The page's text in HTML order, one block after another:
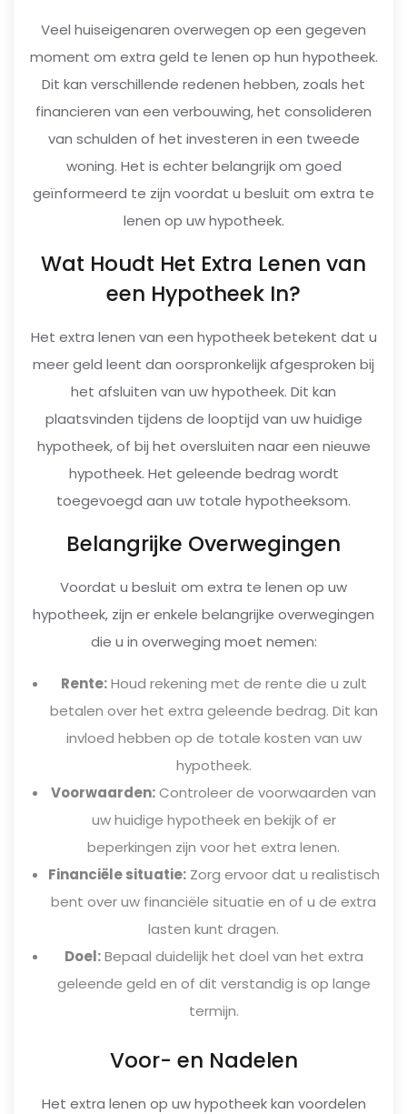
Veel huiseigenaren overwegen op een gegeven
moment om extra geld te lenen op hun hypotheek.
Dit kan verschillende redenen hebben, zoals het
financieren van een verbouwing, het consolideren
van schulden of het investeren in een tweede
woning. Het is echter belangrijk om goed
geïnformeerd te zijn voordat u besluit om extra te
lenen op uw hypotheek.
Wat Houdt Het Extra Lenen van
een Hypotheek In?
Het extra lenen van een hypotheek betekent dat u
meer geld leent dan oorspronkelijk afgesproken bij
het afsluiten van uw hypotheek. Dit kan
plaatsvinden tijdens de looptijd van uw huidige
hypotheek, of bij het oversluiten naar een nieuwe
hypotheek. Het geleende bedrag wordt
toegevoegd aan uw totale hypotheeksom.
Belangrijke Overwegingen
Voordat u besluit om extra te lenen op uw
hypotheek, zijn er enkele belangrijke overwegingen
die u in overweging moet nemen:
Rente:Houd rekening met de rente die u zult
betalen over het extra geleende bedrag. Dit kan
invloed hebben op de totale kosten van uw
hypotheek.
Voorwaarden:Controleer de voorwaarden van
uw huidige hypotheek en bekijk of er
beperkingen zijn voor het extra lenen.
Financiële situatie:Zorg ervoor dat u realistisch
bent over uw financiële situatie en of u de extra
lasten kunt dragen.
Doel:Bepaal duidelijk het doel van het extra
geleende geld en of dit verstandig is op lange
termijn.
Voor- en Nadelen
Het extra lenen op uw hypotheek kan voordelen